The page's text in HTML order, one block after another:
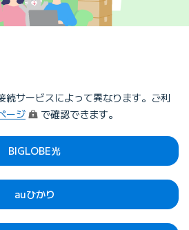
続サービスによって異なります。ご利
ージ（ログイン）
で確認できます。
BIGLOBE光
auひかり